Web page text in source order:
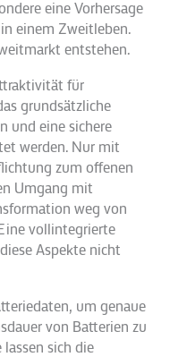
eine Vorhersage
einem Zweitleben.
entstehen.
für
grundsätzliche
und eine sichere
werden. Nur mit
zum offenen
Umgang mit
weg von
vollintegrierte
Aspekte nicht
um genaue
von Batterien zu
sich die